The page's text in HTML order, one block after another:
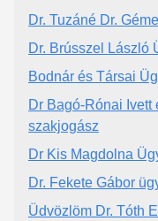
Dr. Tuzáné Dr.
Dr. Brússzel László
Bodnár és Társai
Dr Bagó-Rónai
szakjogász
Dr Kis Magdolna
Dr. Fekete Gábor
Üdvözlöm Dr. Tóth